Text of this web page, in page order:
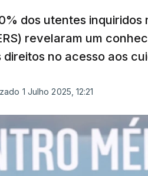
dos utentes
revelaram um
direitos no acesso aos
1 Julho 2025, 12:21